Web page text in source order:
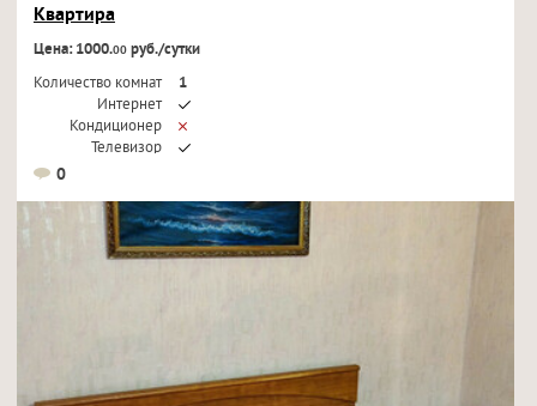
Квартира
Цена: 1000.00руб./сутки
Количество комнат
1
Интернет
Кондиционер
Телевизор
0